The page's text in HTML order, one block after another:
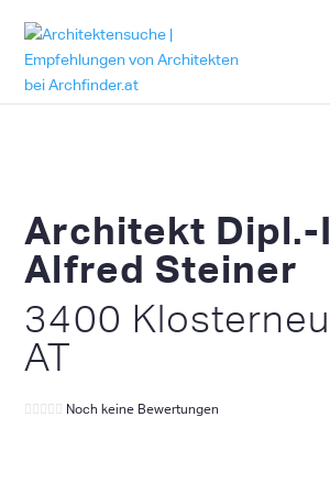
Architekt Dipl.-
Alfred Steiner
3400
AT
Noch keine Bewertungen